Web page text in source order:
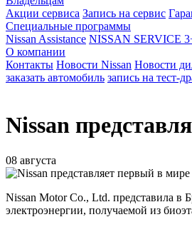
Акции сервиса Запись на сервис
Специальные программы
Nissan Assistance NISSAN SERVICE
О компании
Контакты Новости Nissan Новости
заказать автомобиль запись на тест-
Nissan
08 августа
Nissan Motor Co., Ltd. представила в
электроэнергии, получаемой из